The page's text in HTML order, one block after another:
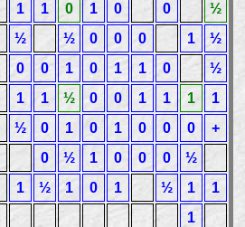
1 1 0 1 0 0
½
½ ½ 0 0 0 1
½
0 0 1 0 1 1 0
½
1 1 ½ 0 0 1 1 1
1
½ 0 1 0 1 0 0 0
+
0 ½ 1 0 0 0
½
1 ½ 1 0 1 ½ 1
1
1